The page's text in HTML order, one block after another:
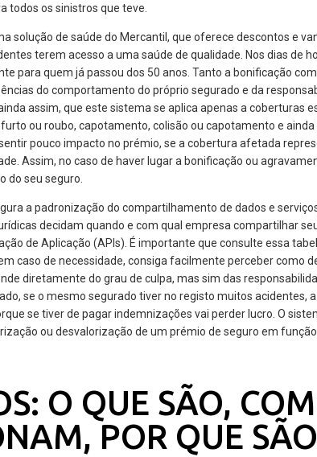
todos os sinistros que teve.
solução de saúde do Mercantil, que oferece descontos e
terem acesso a uma saúde de qualidade. Nos dias de
para quem já passou dos 50 anos. Tanto a bonificação
do comportamento do próprio segurado e da
assim, que este sistema se aplica apenas a coberturas
ou roubo, capotamento, colisão ou capotamento e ainda
pouco impacto no prémio, se a cobertura afetada
Assim, no caso de haver lugar a bonificação ou
do seu seguro.
a padronização do compartilhamento de dados e
decidam quando e com qual empresa compartilhar
de Aplicação (APIs). É importante que consulte essa
caso de necessidade, consiga facilmente perceber como
diretamente do grau de culpa, mas sim das
se o mesmo segurado tiver no registo muitos acidentes,
se tiver de pagar indemnizações vai perder lucro. O
ou desvalorização de um prémio de seguro em
O QUE SÃO,
POR QUE SÃO